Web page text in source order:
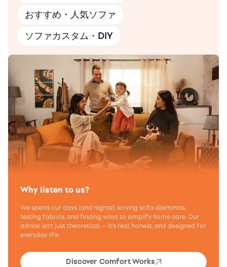
おすすめ・人気ソファ
ソファカスタム・DIY
Why listen to us?
We spend our days (and nights!) solving sofa dilemmas,
testing fabrics, and finding ways to simplify home care. Our
advice isn’t just theoretical — it’s real, honest, and designed for
everyday life.
Discover Comfort Works